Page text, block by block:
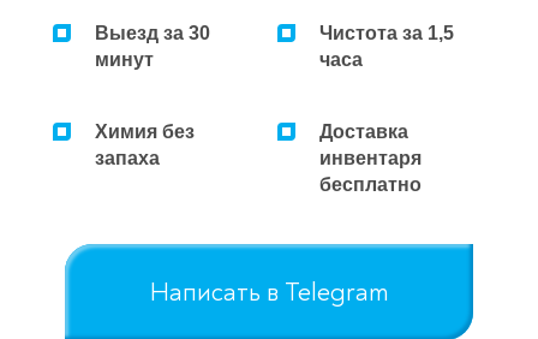
Ремонт кофемашин
Ремонт парогенераторов
Выезд за 30
минут
Чистота за 1,5
часа
Химия без
запаха
Доставка
инвентаря
бесплатно
Написать в Telegram